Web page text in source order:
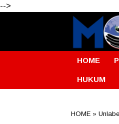
-->
HOME
HUKUM
HOME »